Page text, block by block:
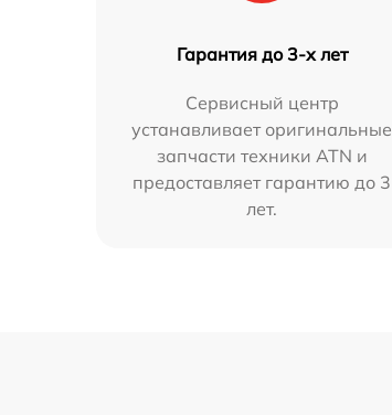
Гарантия до 3-х лет
Сервисный центр
устанавливает оригинальные
запчасти техники ATN и
предоставляет гарантию до 3
лет.